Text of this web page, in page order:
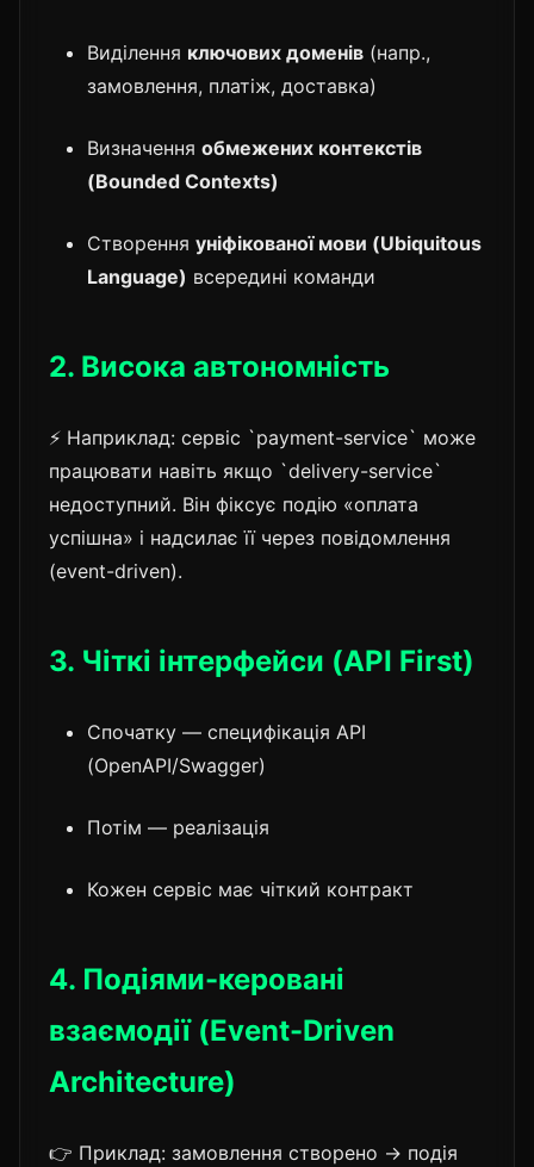
Виділення ключових доменів (напр.,
замовлення, платіж, доставка)
Визначення обмежених контекстів
(Bounded Contexts)
Створення уніфікованої мови (Ubiquitous
Language) всередині команди
2. Висока автономність
⚡ Наприклад: сервіс `payment-service` може
працювати навіть якщо `delivery-service`
недоступний. Він фіксує подію «оплата
успішна» і надсилає її через повідомлення
(event-driven).
3. Чіткі інтерфейси (API First)
Спочатку — специфікація API
(OpenAPI/Swagger)
Потім — реалізація
Кожен сервіс має чіткий контракт
4. Подіями-керовані
взаємодії (Event-Driven
Architecture)
👉 Приклад: замовлення створено → подія